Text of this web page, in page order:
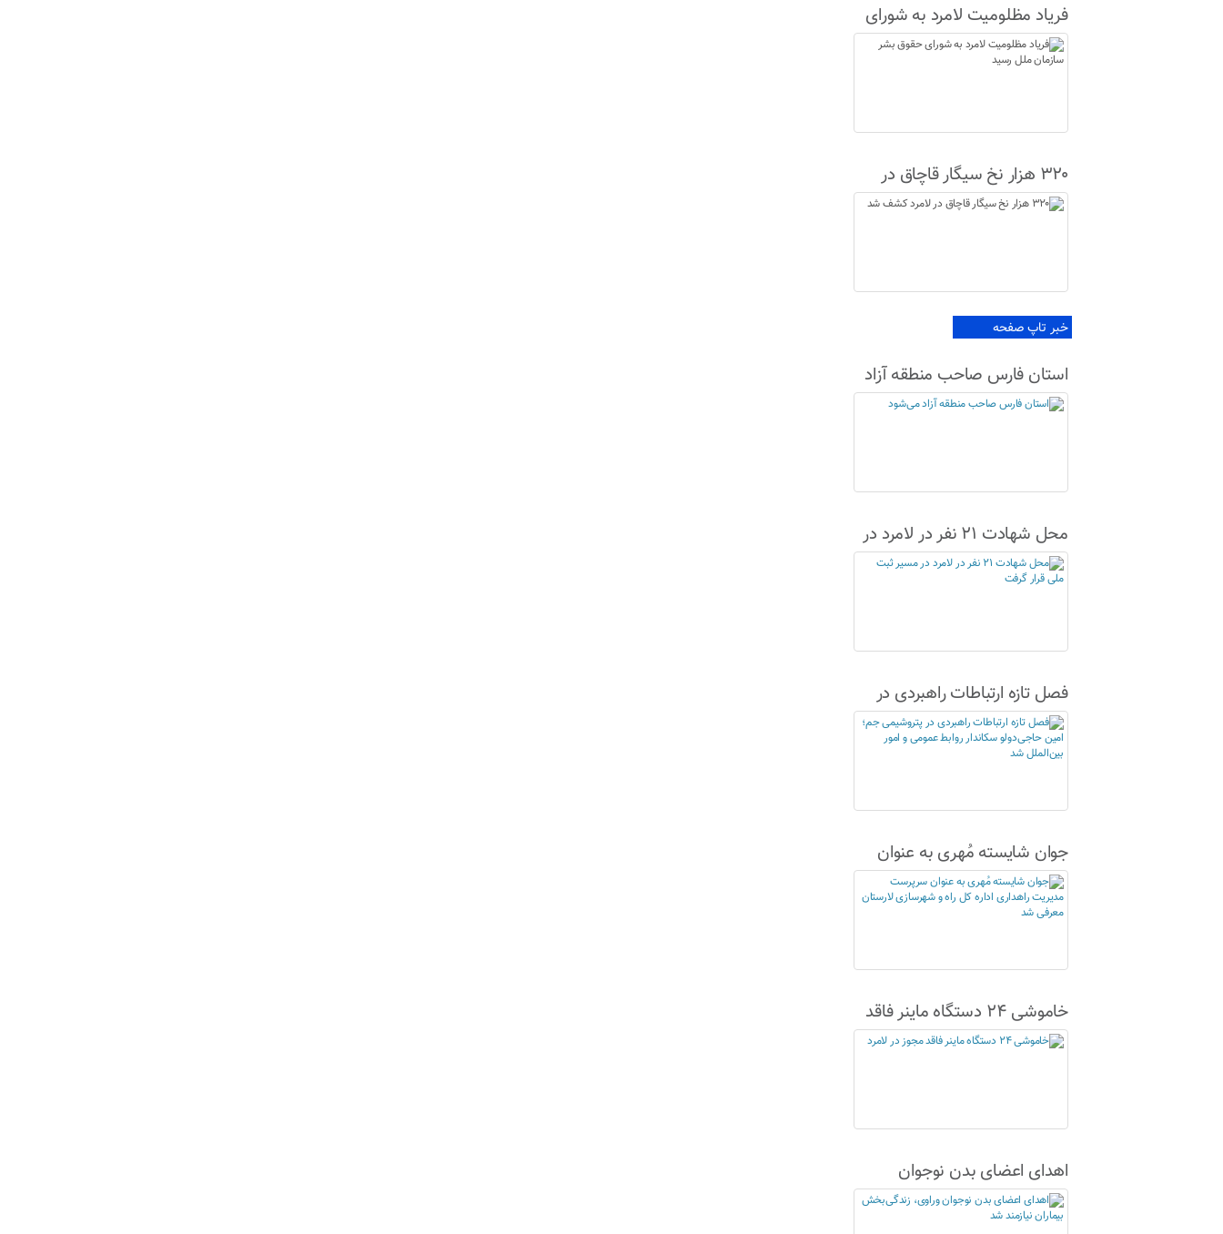
فریاد مظلومیت لامرد به شورای
حقوق بشر سازمان ملل رسید
۳۲۰ هزار نخ سیگار قاچاق در
لامرد کشف شد
خبر تاپ صفحه
استان فارس صاحب منطقه آزاد
می‌شود
محل شهادت ۲۱ نفر در لامرد در
مسیر ثبت ملی قرار گرفت
فصل تازه ارتباطات راهبردی در
پتروشیمی جم؛ امین حاجی‌دولو
سکاندار روابط عمومی و امور
جوان شایسته مُهری به عنوان
سرپرست مدیریت راهداری اداره
کل راه و شهرسازی لارستان
خاموشی ۲۴ دستگاه ماینر فاقد
مجوز در لامرد
اهدای اعضای بدن نوجوان
وراوی، زندگی‌بخش بیماران
نیازمند شد